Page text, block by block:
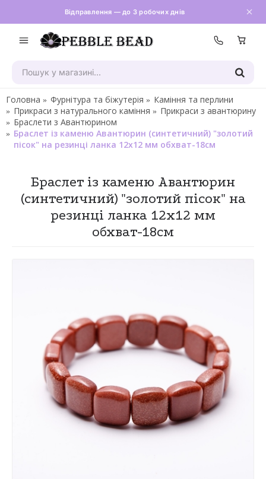
Відправлення — до 3 робочих днів
Головна Фурнітура та біжутерія
Каміння та перлини
Прикраси з натурального каміння
Прикраси з авантюрину
Браслети з Авантюрином
Браслет із каменю Авантюрин (синтетичний) "золотий
пісок" на резинці ланка 12х12 мм обхват-18см
Браслет із каменю Авантюрин
(синтетичний) "золотий пісок" на
резинці ланка 12х12 мм
обхват-18см